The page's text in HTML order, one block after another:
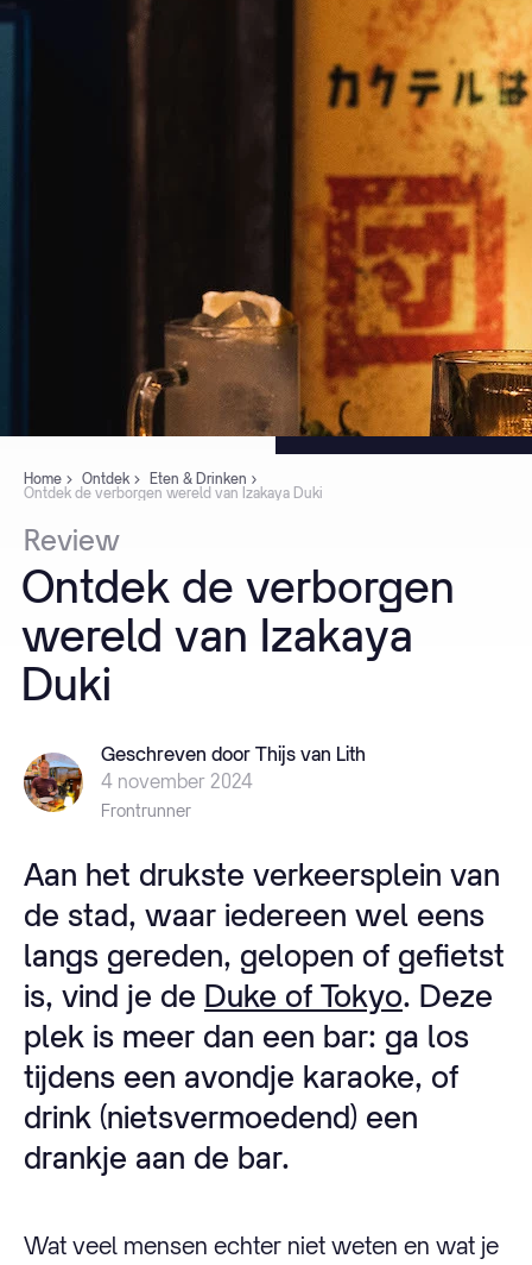
Home Ontdek
Eten & Drinken
Ontdek de verborgen wereld van Izakaya Duki
Review
Ontdek de verborgen
wereld van Izakaya
Duki
Geschreven door Thijs van Lith
4 november 2024
Frontrunner
Aan het drukste verkeersplein van
de stad, waar iedereen wel eens
langs gereden, gelopen of gefietst
is, vind je de Duke of Tokyo. Deze
plek is meer dan een bar: ga los
tijdens een avondje karaoke, of
drink (nietsvermoedend) een
drankje aan de bar.
Wat veel mensen echter niet weten en wat je